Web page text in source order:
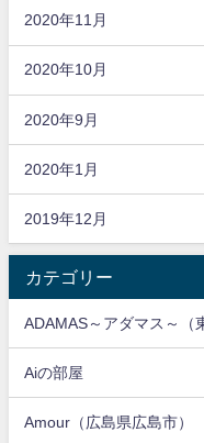
2020年11月
2020年10月
2020年9月
2020年1月
2019年12月
カテゴリー
ADAMAS～アダマス～（
Aiの部屋
Amour（広島県広島市）